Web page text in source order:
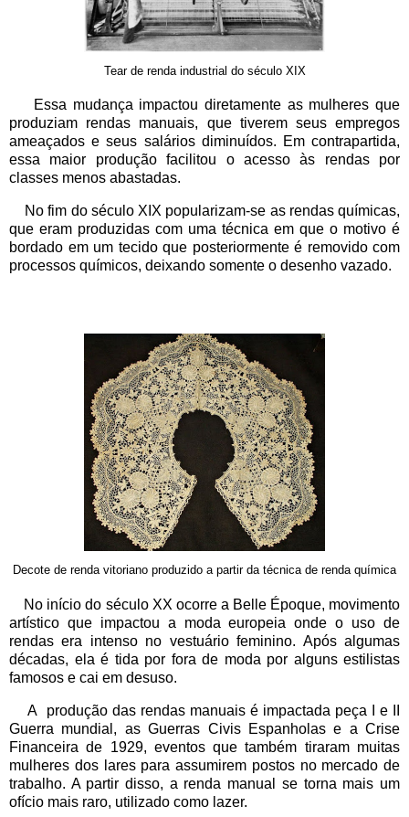
Tear de renda industrial do século XIX
Essa mudança impactou diretamente as mulheres que
produziam rendas manuais, que tiverem seus empregos
ameaçados e seus salários diminuídos. Em contrapartida,
essa maior produção facilitou o acesso às rendas por
classes menos abastadas.
No fim do século XIX popularizam-se as rendas químicas,
que eram produzidas com uma técnica em que o motivo é
bordado em um tecido que posteriormente é removido com
processos químicos, deixando somente o desenho vazado.
Decote de renda vitoriano produzido a partir da técnica de renda química
No início do século XX ocorre a Belle Époque, movimento
artístico que impactou a moda europeia onde o uso de
rendas era intenso no vestuário feminino. Após algumas
décadas, ela é tida por fora de moda por alguns estilistas
famosos e cai em desuso.
A produção das rendas manuais é impactada peça I e II
Guerra mundial, as Guerras Civis Espanholas e a Crise
Financeira de 1929, eventos que também tiraram muitas
mulheres dos lares para assumirem postos no mercado de
trabalho. A partir disso, a renda manual se torna mais um
ofício mais raro, utilizado como lazer.